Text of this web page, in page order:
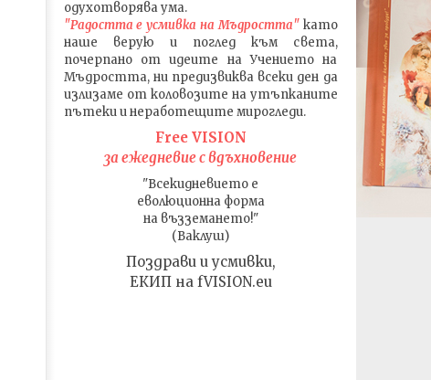
Песента FREEze на Stray Kids –
какво се крие в текста през
погледа на Корейската
култура, ЧАСТ 1
ВЪЗХОДЪТ на Stray Kids
начинаещи Stay –
членове, развитие)
одухотворява ума.
"Радостта е усмивка на Мъдростта"като
наше верую и поглед към света,
почерпано от идеите на Учението на
Мъдростта,ни предизвиква всеки ден да
излизаме от коловозите на утъпканите
пътеки и неработещите мирогледи.
Free VISION
за ежедневие с вдъхновение
"Всекидневието е
еволюционна форма
на възземането!"
(Ваклуш)
Поздрави и усмивки,
ЕКИП на fVISION.eu